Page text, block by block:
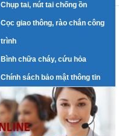
Chụp tai, nút tai chống ồn
Cọc giao thông, rào chắn công
trình
Bình chữa cháy, cứu hỏa
Chính sách bảo mật thông tin